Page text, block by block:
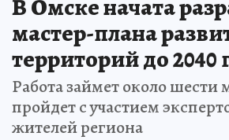
В Омске начата
мастер-плана
территорий до 2040
Работа займет около шести
пройдет с участием
жителей региона